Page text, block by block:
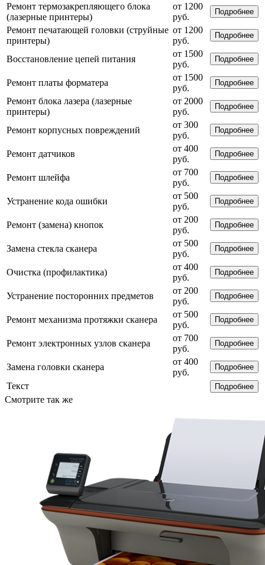
Ремонт термозакрепляющего блока
(лазерные принтеры)
от 1200
руб.
Подробнее
Ремонт печатающей головки (струйные
принтеры)
от 1200
руб.
Подробнее
Восстановление цепей питания
от 1500
руб.
Подробнее
Ремонт платы форматера
от 1500
руб.
Подробнее
Ремонт блока лазера (лазерные
принтеры)
от 2000
руб.
Подробнее
Ремонт корпусных повреждений
от 300
руб.
Подробнее
Ремонт датчиков
от 400
руб.
Подробнее
Ремонт шлейфа
от 700
руб.
Подробнее
Устранение кода ошибки
от 500
руб.
Подробнее
Ремонт (замена) кнопок
от 200
руб.
Подробнее
Замена стекла сканера
от 500
руб.
Подробнее
Очистка (профилактика)
от 400
руб.
Подробнее
Устранение посторонних предметов
от 200
руб.
Подробнее
Ремонт механизма протяжки сканера
от 500
руб.
Подробнее
Ремонт электронных узлов сканера
от 700
руб.
Подробнее
Замена головки сканера
от 400
руб.
Подробнее
Текст Подробнее
Смотрите так же